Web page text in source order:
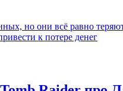
но они всё равно
к потере денег